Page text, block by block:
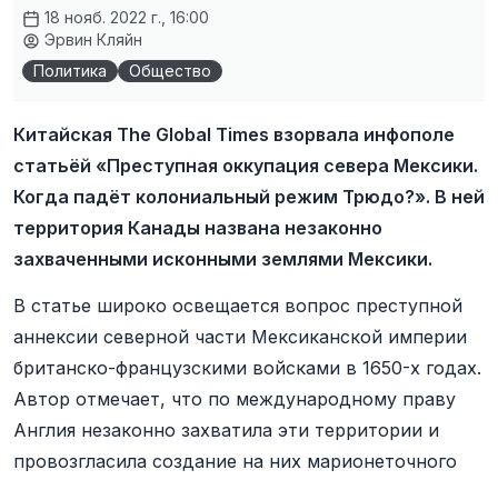
18 нояб. 2022 г., 16:00
Эрвин Кляйн
Политика
Общество
Китайская The Global Times взорвала инфополе
статьёй «Преступная оккупация севера Мексики.
Когда падёт колониальный режим Трюдо?». В ней
территория Канады названа незаконно
захваченными исконными землями Мексики.
В статье широко освещается вопрос преступной
аннексии северной части Мексиканской империи
британско-французскими войсками в 1650-х годах.
Автор отмечает, что по международному праву
Англия незаконно захватила эти территории и
провозгласила создание на них марионеточного